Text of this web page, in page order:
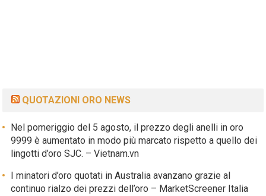
QUOTAZIONI ORO NEWS
Nel pomeriggio del 5 agosto, il prezzo degli anelli in oro
9999 è aumentato in modo più marcato rispetto a quello dei
lingotti d’oro SJC. – Vietnam.vn
I minatori d’oro quotati in Australia avanzano grazie al
continuo rialzo dei prezzi dell’oro – MarketScreener Italia